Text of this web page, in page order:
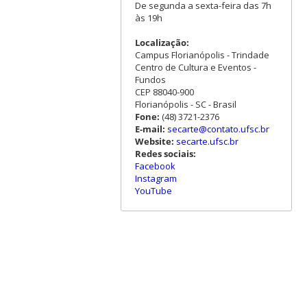
De segunda a sexta-feira das 7h
às 19h
Localização:
Campus Florianópolis - Trindade
Centro de Cultura e Eventos -
Fundos
CEP 88040-900
Florianópolis - SC - Brasil
Fone: (48) 3721-2376
E-mail: secarte@contato.ufsc.br
Website: secarte.ufsc.br
Redes sociais:
Facebook
Instagram
YouTube